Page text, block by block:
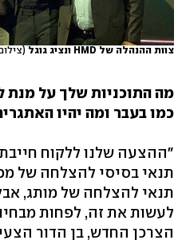
צוות ההנהלה של HMD ונציג גוגל
מה התוכניות שלך על מנת
כמו בעבר ומה יהיו
"ההצעה שלנו ללקוח
תנאי בסיסי להצלחה של
תנאי להצלחה של מותג,
לעשות את זה, לפחות
הצרכן החדש, בן הדור